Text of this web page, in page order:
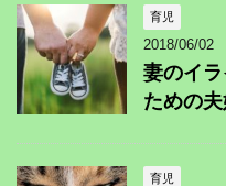
育児
2018/06/02
妻のイ
ための
育児